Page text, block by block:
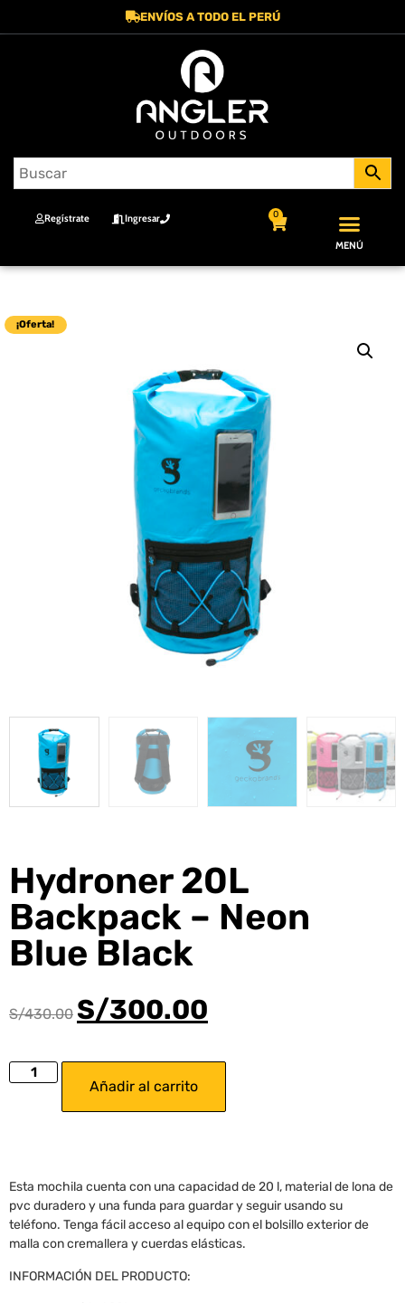
ENVÍOS A TODO EL PERÚ
Regístrate Ingresar 0
MENÚ
¡Oferta!
Hydroner 20L
Backpack – Neon
Blue Black
S/430.00 S/300.00
Añadir al carrito
Esta mochila cuenta con una capacidad de 20 l, material de lona de
pvc duradero y una funda para guardar y seguir usando su
teléfono. Tenga fácil acceso al equipo con el bolsillo exterior de
malla con cremallera y cuerdas elásticas.
INFORMACIÓN DEL PRODUCTO: